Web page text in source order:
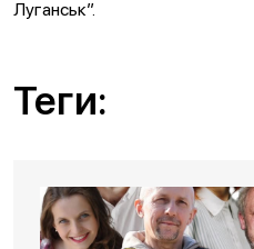
Луганськ”.
Теги: